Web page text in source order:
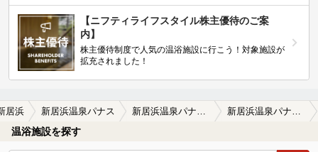
【ニフティライフスタイル株主優待のご案
内】
株主優待制度で人気の温浴施設に行こう！対象施設が
拡充されました！
居浜 新居浜温泉パナス
温浴施設を探す